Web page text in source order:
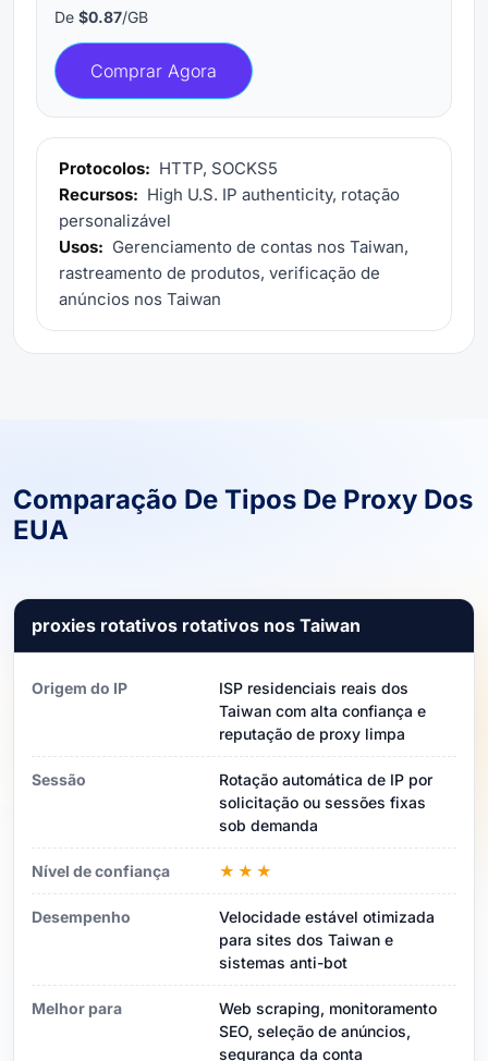
De $0.87/GB
Comprar Agora
Protocolos: HTTP, SOCKS5
Recursos: High U.S. IP authenticity, rotação
personalizável
Usos: Gerenciamento de contas nos Taiwan,
rastreamento de produtos, verificação de
anúncios nos Taiwan
Comparação De Tipos De Proxy Dos
EUA
proxies rotativos rotativos nos Taiwan
Origem do IP
ISP residenciais reais dos
Taiwan com alta confiança e
reputação de proxy limpa
Sessão
Rotação automática de IP por
solicitação ou sessões fixas
sob demanda
Nível de confiança ★★★
Desempenho
Velocidade estável otimizada
para sites dos Taiwan e
sistemas anti-bot
Melhor para
Web scraping, monitoramento
SEO, seleção de anúncios,
segurança da conta